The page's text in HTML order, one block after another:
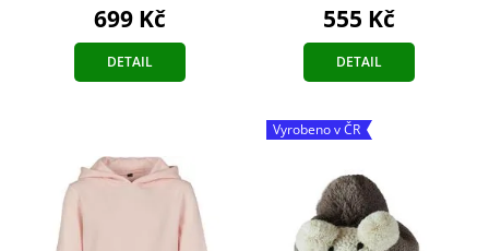
699 Kč
DETAIL
555 Kč
DETAIL
Vyrobeno v ČR